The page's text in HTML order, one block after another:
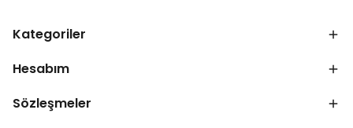
Kategoriler
Hesabım
Sözleşmeler